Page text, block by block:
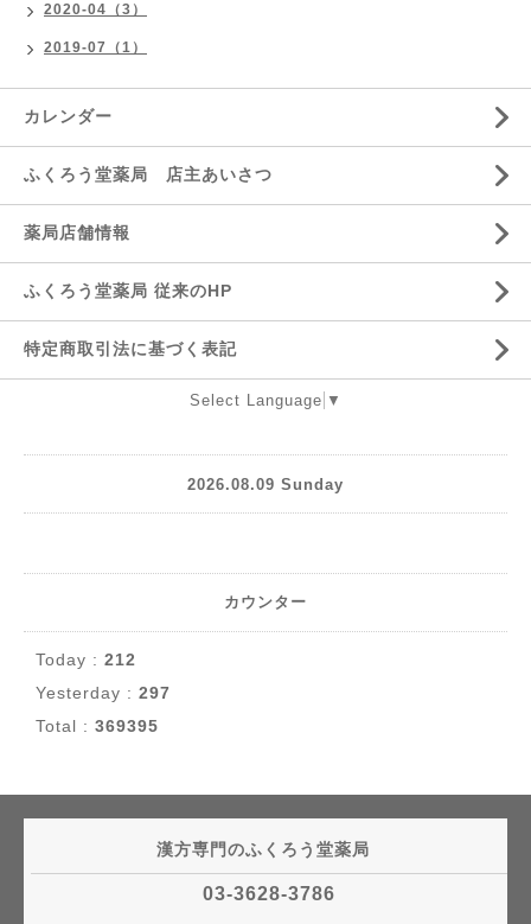
2020-04（3）
2019-07（1）
カレンダー
ふくろう堂薬局 店主あいさつ
薬局店舗情報
ふくろう堂薬局 従来のHP
特定商取引法に基づく表記
Select Language ▼
2026.08.09 Sunday
カウンター
Today : 212
Yesterday : 297
Total : 369395
漢方専門のふくろう堂薬局
03-3628-3786